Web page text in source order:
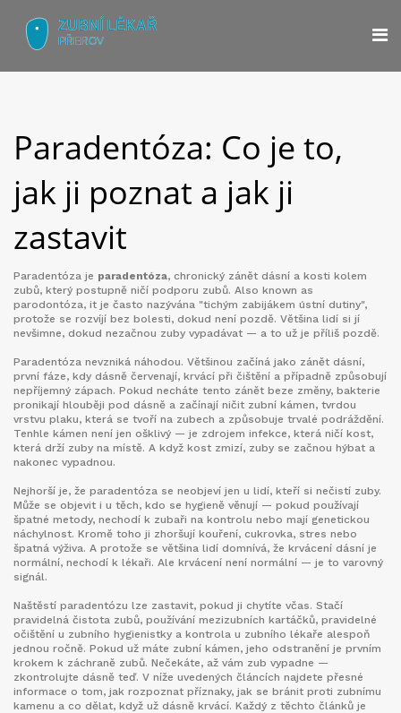
Paradentóza: Co je to,
jak ji poznat a jak ji
zastavit
Paradentóza je paradentóza, chronický zánět dásní a kosti kolem
zubů, který postupně ničí podporu zubů. Also known as
parodontóza, it je často nazývána "tichým zabijákem ústní dutiny",
protože se rozvíjí bez bolesti, dokud není pozdě. Většina lidí si jí
nevšimne, dokud nezačnou zuby vypadávat — a to už je příliš pozdě.
Paradentóza nevzniká náhodou. Většinou začíná jako zánět dásní,
první fáze, kdy dásně červenají, krvácí při čištění a případně způsobují
nepříjemný zápach. Pokud necháte tento zánět beze změny, bakterie
pronikají hlouběji pod dásně a začínají ničit zubní kámen, tvrdou
vrstvu plaku, která se tvoří na zubech a způsobuje trvalé podráždění.
Tenhle kámen není jen ošklivý — je zdrojem infekce, která ničí kost,
která drží zuby na místě. A když kost zmizí, zuby se začnou hýbat a
nakonec vypadnou.
Nejhorší je, že paradentóza se neobjeví jen u lidí, kteří si nečistí zuby.
Může se objevit i u těch, kdo se hygieně věnují — pokud používají
špatné metody, nechodí k zubaři na kontrolu nebo mají genetickou
náchylnost. Kromě toho ji zhoršují kouření, cukrovka, stres nebo
špatná výživa. A protože se většina lidí domnívá, že krvácení dásní je
normální, nechodí k lékaři. Ale krvácení není normální — je to varovný
signál.
Naštěstí paradentózu lze zastavit, pokud ji chytíte včas. Stačí
pravidelná čistota zubů, používání mezizubních kartáčků, pravidelné
očištění u zubního hygienistky a kontrola u zubního lékaře alespoň
jednou ročně. Pokud už máte zubní kámen, jeho odstranění je prvním
krokem k záchraně zubů. Nečekáte, až vám zub vypadne —
zkontrolujte dásně teď. V níže uvedených článcích najdete přesné
informace o tom, jak rozpoznat příznaky, jak se bránit proti zubnímu
kamenu a co dělat, když už dásně krvácí. Každý z těchto článků je